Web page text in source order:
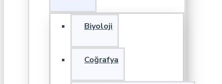
Biyoloji
Coğrafya